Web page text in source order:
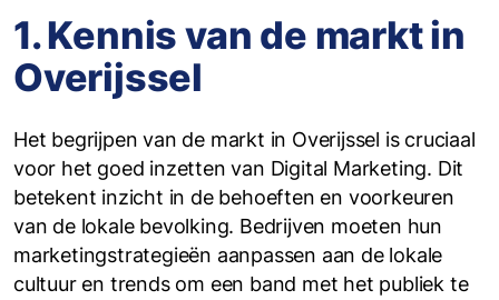
1. Kennis van de markt in
Overijssel
‍Het begrijpen van de markt in Overijssel is cruciaal
voor het goed inzetten van Digital Marketing. Dit
betekent inzicht in de behoeften en voorkeuren
van de lokale bevolking. Bedrijven moeten hun
marketingstrategieën aanpassen aan de lokale
cultuur en trends om een band met het publiek te